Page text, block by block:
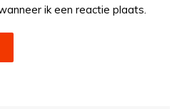
ik een reactie plaats.